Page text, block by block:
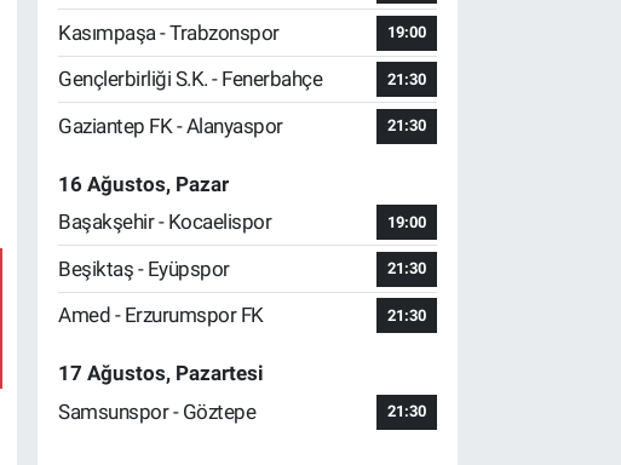
Kasımpaşa - Trabzonspor 19:00
Gençlerbirliği S.K. - Fenerbahçe 21:30
Gaziantep FK - Alanyaspor 21:30
16 Ağustos, Pazar
Başakşehir - Kocaelispor
19:00
Beşiktaş - Eyüpspor 21:30
Amed - Erzurumspor FK 21:30
17 Ağustos, Pazartesi
Samsunspor - Göztepe
21:30